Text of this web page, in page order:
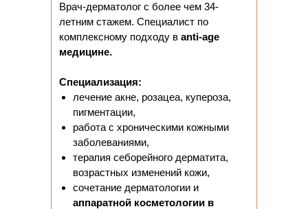
Врач-дерматолог с более чем 34-
летним стажем. Специалист по
комплексному подходу в anti-age
медицине.
Специализация:
лечение акне, розацеа, купероза,
пигментации,
работа с хроническими кожными
заболеваниями,
терапия себорейного дерматита,
возрастных изменений кожи,
сочетание дерматологии и
аппаратной косметологии в